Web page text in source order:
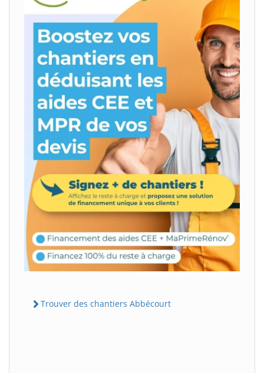
Trouver des chantiers Abbécourt